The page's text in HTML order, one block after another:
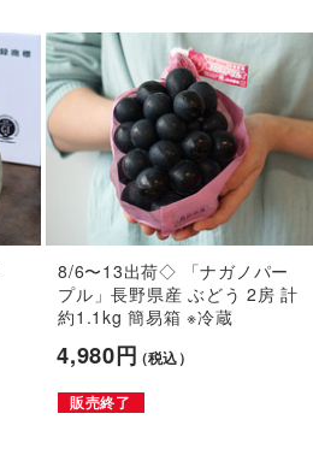
8/6〜13出荷◇ 「ナガノパー
プル」長野県産 ぶどう 2房 計
約1.1kg 簡易箱 ※冷蔵
4,980円（税込）
販売終了